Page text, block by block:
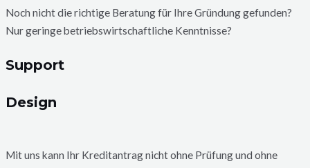
Noch nicht die richtige Beratung für Ihre Gründung gefunden?
Nur geringe betriebswirtschaftliche Kenntnisse?
Support
Design
Mit uns kann Ihr Kreditantrag nicht ohne Prüfung und ohne